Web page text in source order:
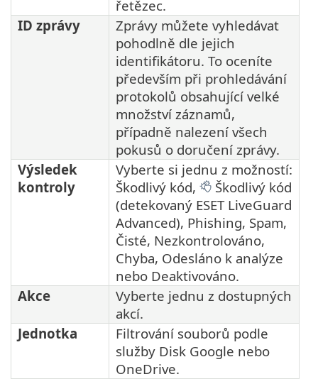
řetězec.
ID zprávy
Zprávy můžete vyhledávat
pohodlně dle jejich
identifikátoru. To oceníte
především při prohledávání
protokolů obsahující velké
množství záznamů,
případně nalezení všech
pokusů o doručení zprávy.
Výsledek
kontroly
Vyberte si jednu z možností:
Škodlivý kód,
Škodlivý kód
(detekovaný ESET LiveGuard
Advanced), Phishing, Spam,
Čisté, Nezkontrolováno,
Chyba, Odesláno k analýze
nebo Deaktivováno.
Akce
Vyberte jednu z dostupných
akcí.
Jednotka
Filtrování souborů podle
služby Disk Google nebo
OneDrive.